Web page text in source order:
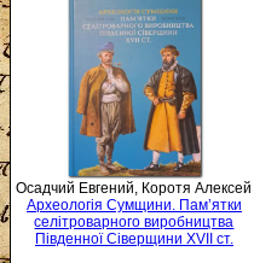
Осадчий Евгений, Коротя Алексей
Археологія Сумщини. Пам’ятки
селітроварного виробництва
Південної Сіверщини XVII ст.